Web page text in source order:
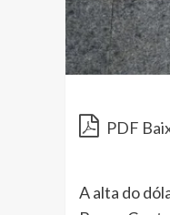
PDF
A alta do